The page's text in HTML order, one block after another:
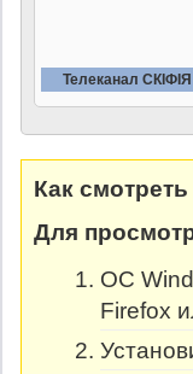
Телеканал СКIФIЯ
Как
Для
OC
Firefox